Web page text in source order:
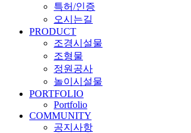
특허/인증
오시는길
PRODUCT
조경시설물
조형물
정원공사
놀이시설물
PORTFOLIO
Portfolio
COMMUNITY
공지사항